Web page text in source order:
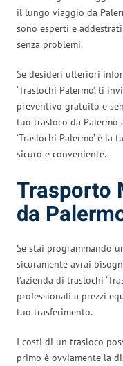
il lungo viaggio da
sono esperti e
senza problemi.
Se desideri ulteriori
‘Traslochi Palermo’, ti
preventivo gratuito e
tuo trasloco da Palermo
‘Traslochi Palermo’ è
sicuro e conveniente.
Trasporto
da
Se stai programmando
sicuramente avrai
l’azienda di traslochi
professionali a prezzi
tuo trasferimento.
I costi di un trasloco
primo è ovviamente la